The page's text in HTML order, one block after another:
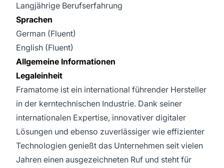
Langjährige Berufserfahrung
Sprachen
German (Fluent)
English (Fluent)
Allgemeine Informationen
Legaleinheit
Framatome ist ein international führender Hersteller
in der kerntechnischen Industrie. Dank seiner
internationalen Expertise, innovativer digitaler
Lösungen und ebenso zuverlässiger wie effizienter
Technologien genießt das Unternehmen seit vielen
Jahren einen ausgezeichneten Ruf und steht für